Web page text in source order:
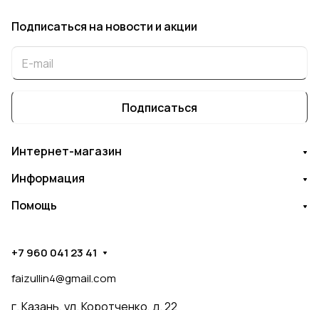
Подписаться на новости и акции
Подписаться
Интернет-магазин
Информация
Помощь
+7 960 041 23 41
faizullin4@gmail.com
г. Казань, ул. Коротченко, д. 22